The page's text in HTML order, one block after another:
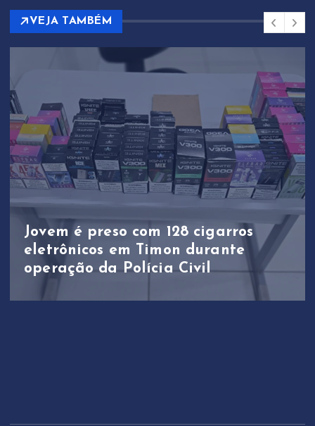
VEJA TAMBÉM
Jovem é preso com 128 cigarros
eletrônicos em Timon durante
operação da Polícia Civil